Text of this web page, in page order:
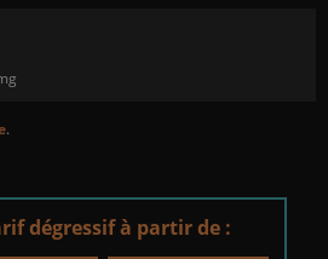
.
dégressif à partir de :